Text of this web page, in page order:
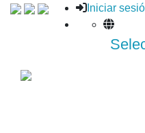
Iniciar